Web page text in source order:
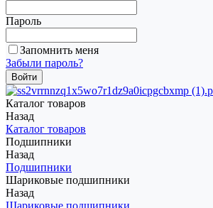
Пароль
Запомнить меня
Забыли пароль?
Каталог товаров
Назад
Каталог товаров
Подшипники
Назад
Подшипники
Шариковые подшипники
Назад
Шариковые подшипники